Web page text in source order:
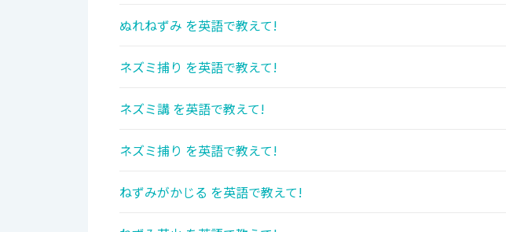
ぬれねずみ を英語で教えて!
ネズミ捕り を英語で教えて!
ネズミ講 を英語で教えて!
ネズミ捕り を英語で教えて!
ねずみがかじる を英語で教えて!